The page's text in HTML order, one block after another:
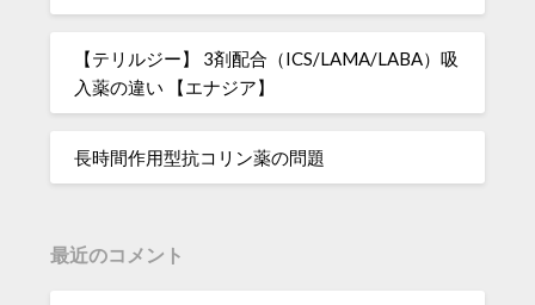
【テリルジー】 3剤配合（ICS/LAMA/LABA）吸
入薬の違い 【エナジア】
長時間作用型抗コリン薬の問題
最近のコメント